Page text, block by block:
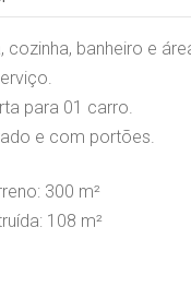
cozinha, banheiro e
para 01 carro.
e com portões.
300 m²
108 m²
sem aviso prévio.